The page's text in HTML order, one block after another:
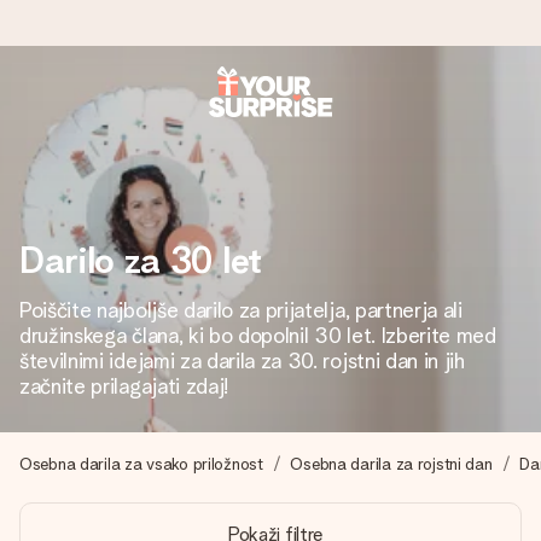
Naroči danes, odpošljemo v 1 delovnem
dnevu
Darilo izdelamo z veliko skrbnostjo in ga hitro pošljemo
naprej – da ga lahko podariš natanko takrat, ko je najbolj
pomembno.
4,8 (na podlagi +15.000 mnenj)
Naša darila navdihujejo. Stranke nas na Google Reviews
Darilo za 30 let
Poiščite najboljše darilo za prijatelja, partnerja ali
družinskega člana, ki bo dopolnil 30 let. Izberite med
številnimi idejami za darila za 30. rojstni dan in jih
začnite prilagajati zdaj!
Osebna darila za vsako priložnost Osebna darila za rojstni dan
Pokaži filtre